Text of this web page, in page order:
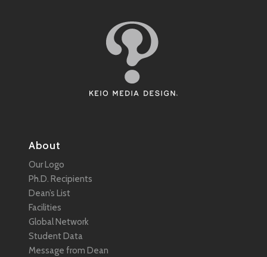
About
Our Logo
Ph.D. Recipients
Dean’s List
Facilities
Global Network
Student Data
Message from Dean